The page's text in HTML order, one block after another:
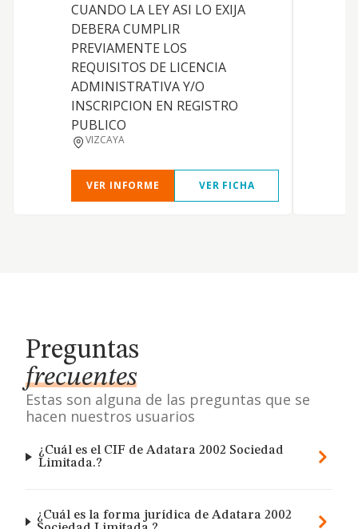
CUANDO LA LEY ASI LO EXIJA
DEBERA CUMPLIR
PREVIAMENTE LOS
REQUISITOS DE LICENCIA
ADMINISTRATIVA Y/O
INSCRIPCION EN REGISTRO
PUBLICO
VIZCAYA
VER INFORME VER FICHA
Preguntas
frecuentes
Estas son alguna de las preguntas que se
hacen nuestros usuarios
¿Cuál es el CIF de Adatara 2002 Sociedad
Limitada.?
¿Cuál es la forma jurídica de Adatara 2002